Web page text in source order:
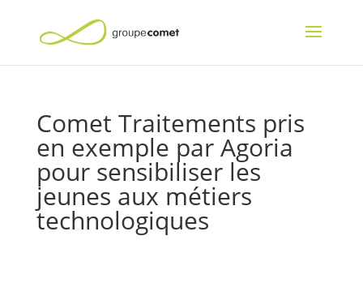
Comet Traitements pris
en exemple par Agoria
pour sensibiliser les
jeunes aux métiers
technologiques